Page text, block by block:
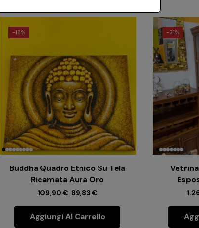
-18%
Buddha Quadro Etnico Su Tela
Ricamata Aura Oro
109,90€ 89,83 €
Aggiungi Al Carrello
-21%